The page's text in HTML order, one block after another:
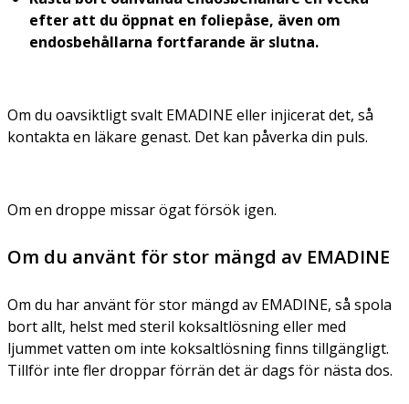
efter att du öppnat en foliepåse, även om
endosbehållarna fortfarande är slutna.
Om du oavsiktligt svalt EMADINE eller injicerat det, så
kontakta en läkare genast. Det kan påverka din puls.
Om en droppe missar ögat försök igen.
Om du använt för stor mängd av EMADINE
Om du har använt för stor mängd av EMADINE, så spola
bort allt, helst med steril koksaltlösning eller med
ljummet vatten om inte koksaltlösning finns tillgängligt.
Tillför inte fler droppar förrän det är dags för nästa dos.